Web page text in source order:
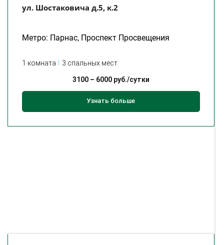
ул. Шостаковича д.5, к.2
Метро: Парнас, Проспект Просвещения
1 комната 3 спальных мест
3100– 6000руб./сутки
Узнать больше